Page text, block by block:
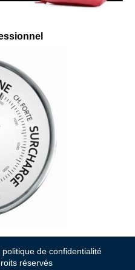
politique de confidentialité
réservés